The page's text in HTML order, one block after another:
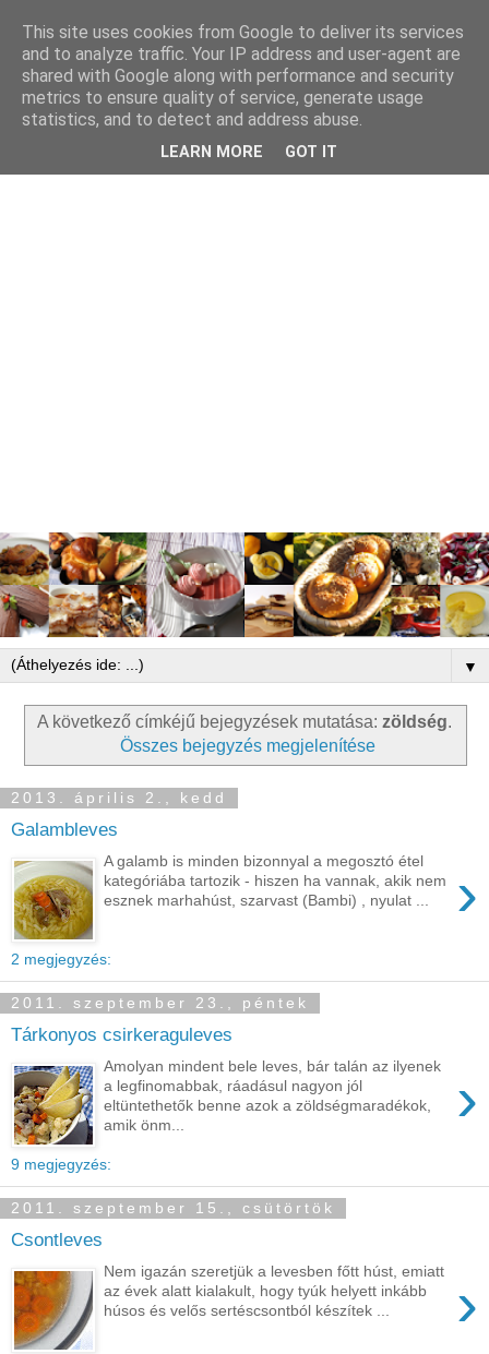
▼
A következő címkéjű bejegyzések mutatása: zöldség.
Összes bejegyzés megjelenítése
2013. április 2., kedd
Galambleves
›
A galamb is minden bizonnyal a megosztó étel
kategóriába tartozik - hiszen ha vannak, akik nem
esznek marhahúst, szarvast (Bambi) , nyulat ...
2 megjegyzés:
2011. szeptember 23., péntek
Tárkonyos csirkeraguleves
›
Amolyan mindent bele leves, bár talán az ilyenek
a legfinomabbak, ráadásul nagyon jól
eltüntethetők benne azok a zöldségmaradékok,
amik önm...
9 megjegyzés:
2011. szeptember 15., csütörtök
Csontleves
›
Nem igazán szeretjük a levesben főtt húst, emiatt
az évek alatt kialakult, hogy tyúk helyett inkább
húsos és velős sertéscsontból készítek ...
This site uses cookies from Google to deliver its services
and to analyze traffic. Your IP address and user-agent are
shared with Google along with performance and security
metrics to ensure quality of service, generate usage
statistics, and to detect and address abuse.
LEARN MORE GOT IT